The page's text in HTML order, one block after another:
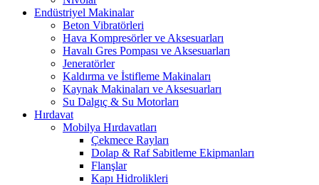
Endüstriyel Makinalar
Beton Vibratörleri
Hava Kompresörler ve Aksesuarları
Havalı Gres Pompası ve Aksesuarları
Jeneratörler
Kaldırma ve İstifleme Makinaları
Kaynak Makinaları ve Aksesuarları
Su Dalgıç & Su Motorları
Hırdavat
Mobilya Hırdavatları
Çekmece Rayları
Dolap & Raf Sabitleme Ekipmanları
Flanşlar
Kapı Hidrolikleri